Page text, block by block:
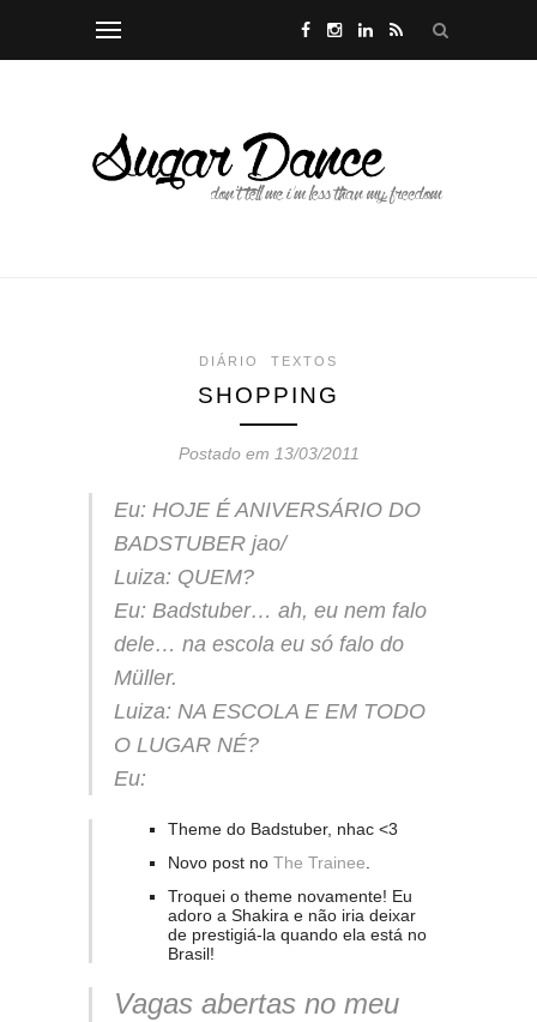
DIÁRIO TEXTOS
SHOPPING
Postado em 13/03/2011
Eu: HOJE É ANIVERSÁRIO DO
BADSTUBER jao/
Luiza: QUEM?
Eu: Badstuber… ah, eu nem falo
dele… na escola eu só falo do
Müller.
Luiza: NA ESCOLA E EM TODO
O LUGAR NÉ?
Eu:
Theme do Badstuber, nhac <3
Novo post no The Trainee.
Troquei o theme novamente! Eu
adoro a Shakira e não iria deixar
de prestigiá-la quando ela está no
Brasil!
Vagas abertas no meu